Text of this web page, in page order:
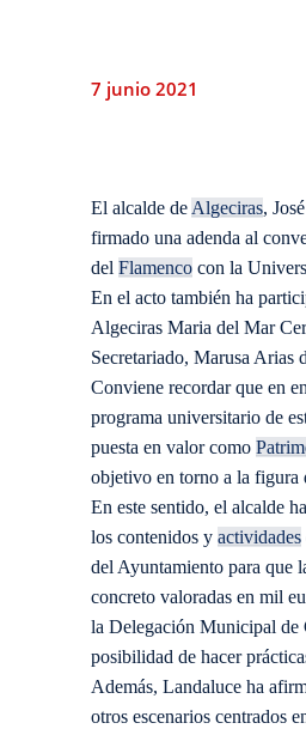
7 junio 2021
El alcalde de Algeciras,
firmado una adenda al
del Flamenco con la
En el acto también ha
Algeciras Maria del Mar
Secretariado, Marusa Arias
Conviene recordar que en
programa universitario de
puesta en valor como
objetivo en torno a la figura
En este sentido, el alcalde
los contenidos y actividades
del Ayuntamiento para que
concreto valoradas en mil
la Delegación Municipal de
posibilidad de hacer
Además, Landaluce ha
otros escenarios centrados